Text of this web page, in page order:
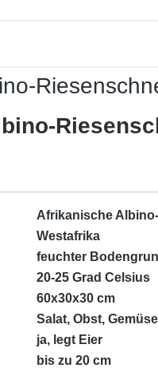
Afrikanische
Westafrika
feuchter
20-25 Grad Celsius
60x30x30 cm
Salat, Obst,
ja, legt Eier
bis zu 20 cm